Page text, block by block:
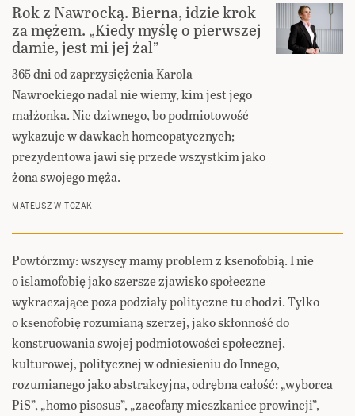
Rok z Nawrocką. Bierna, idzie krok
za mężem. „Kiedy myślę o pierwszej
damie, jest mi jej żal”
365 dni od zaprzysiężenia Karola
Nawrockiego nadal nie wiemy, kim jest jego
małżonka. Nic dziwnego, bo podmiotowość
wykazuje w dawkach homeopatycznych;
prezydentowa jawi się przede wszystkim jako
żona swojego męża.
MATEUSZ WITCZAK
Powtórzmy: wszyscy mamy problem z ksenofobią. I nie
o islamofobię jako szersze zjawisko społeczne
wykraczające poza podziały polityczne tu chodzi. Tylko
o ksenofobię rozumianą szerzej, jako skłonność do
konstruowania swojej podmiotowości społecznej,
kulturowej, politycznej w odniesieniu do Innego,
rozumianego jako abstrakcyjna, odrębna całość: „wyborca
PiS”, „homo pisosus”, „zacofany mieszkaniec prowincji”,